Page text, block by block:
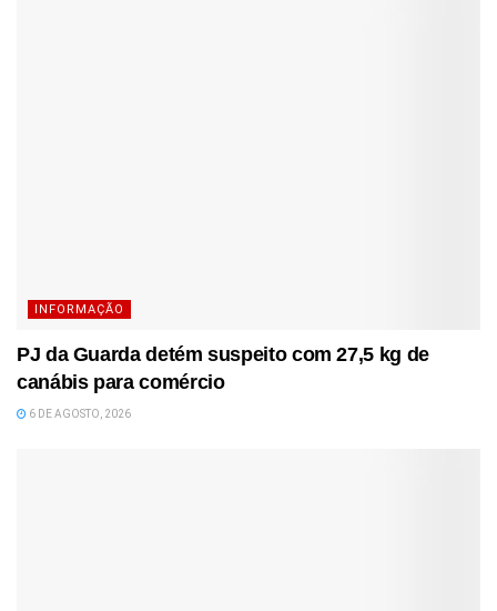
INFORMAÇÃO
PJ da Guarda detém suspeito com 27,5 kg de
canábis para comércio
6 DE AGOSTO, 2026